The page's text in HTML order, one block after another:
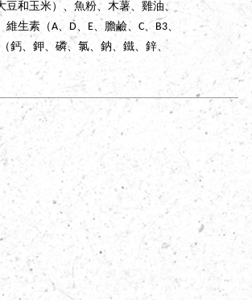
Dog． 狗狗
和玉米）、魚粉、木薯、雞油、
生素（A、D、E、膽鹼、C、B3、
鈣、鉀、磷、氯、鈉、鐵、鋅、